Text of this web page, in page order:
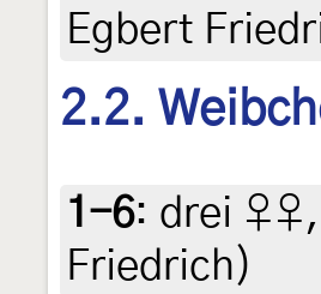
Egbert
2.2.
1-6: drei ♀♀,
Friedrich)